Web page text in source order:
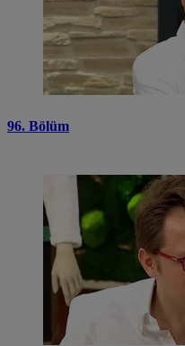
96. Bölüm